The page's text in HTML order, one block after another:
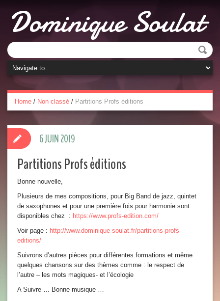
Dominique Soulat
Home / Non classé / Partitions Profs éditions
Partitions Profs éditions
Bonne nouvelle,
Plusieurs de mes compositions, pour Big Band de jazz, quintet
de saxophones et pour une première fois pour harmonie sont
disponibles chez : https://www.profs-edition.com/
Voir page : http://www.dominique-soulat.fr/partitions-profs-
editions/
Suivrons d’autres pièces pour différentes formations et même
quelques chansons sur des thèmes comme : le respect de
l’autre – les mots magiques- et l’écologie
A Suivre … Bonne musique …
6 JUIN 2019